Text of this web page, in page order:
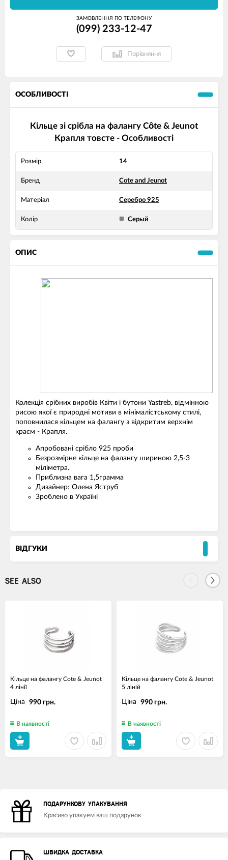
ЗАМОВЛЕННЯ ПО ТЕЛЕФОНУ
(099) 233-12-47
Порівняння
ОСОБЛИВОСТІ
Кільце зі срібла на фалангу Côte & Jeunot
Крапля товсте - Особливості
Розмір 14
Бренд Cote and Jeunot
Матеріал Серебро 925
Колір Серый
ОПИС
Колекція срібних виробів Квіти і бутони Yastreb, відмінною
рисою якої є природні мотиви в мінімалістському стилі,
поповнилася кільцем на фалангу з відкритим верхнім
краєм - Крапля.
Апробовані срібло 925 проби
Безрозмірне кільце на фалангу шириною 2,5-3
міліметра.
Приблизна вага 1,5грамма
Дизайнер: Олена Яструб
Зроблено в Україні
ВІДГУКИ
SEE ALSO
Кільце на фалангу Cote & Jeunot
4 лінії
Ціна 990 грн.
В наявності
Кільце на фалангу Cote & Jeunot
5 ліній
Ціна 990 грн.
В наявності
ПОДАРУНКОВУ УПАКУВАННЯ
Красиво упакуем ваш подарунок
ШВИДКА ДОСТАВКА